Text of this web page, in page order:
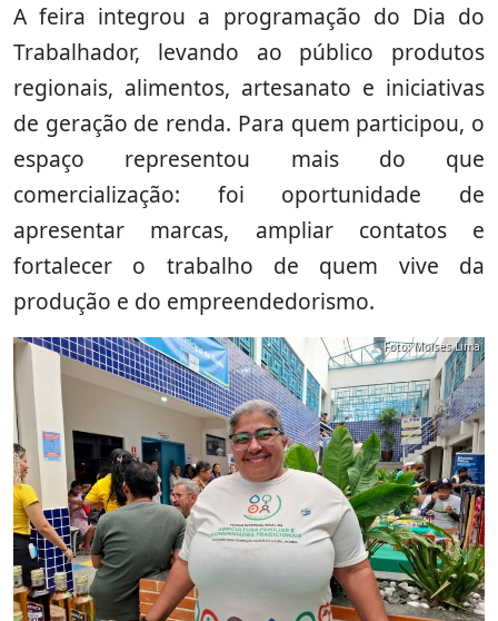
A feira integrou a programação do Dia do
Trabalhador, levando ao público produtos
regionais, alimentos, artesanato e iniciativas
de geração de renda. Para quem participou, o
espaço representou mais do que
comercialização: foi oportunidade de
apresentar marcas, ampliar contatos e
fortalecer o trabalho de quem vive da
produção e do empreendedorismo.
Foto: Moises Lima